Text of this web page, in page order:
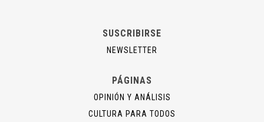
SUSCRIBIRSE
NEWSLETTER
PÁGINAS
OPINIÓN Y ANÁLISIS
CULTURA PARA TODOS